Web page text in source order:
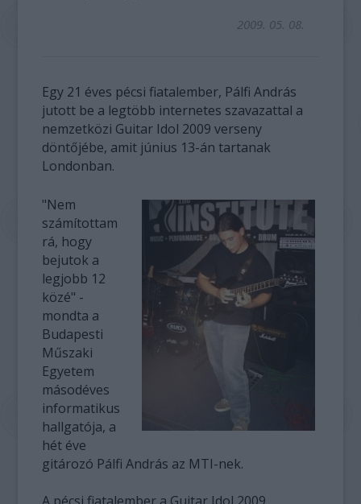
2009. 05. 08.
Egy 21 éves pécsi fiatalember, Pálfi András
jutott be a legtöbb internetes szavazattal a
nemzetközi Guitar Idol 2009 verseny
döntőjébe, amit június 13-án tartanak
Londonban.
"Nem
számítottam
rá, hogy
bejutok a
legjobb 12
közé" -
mondta a
Budapesti
Műszaki
Egyetem
másodéves
informatikus
hallgatója, a
hét éve
gitározó Pálfi András az MTI-nek.